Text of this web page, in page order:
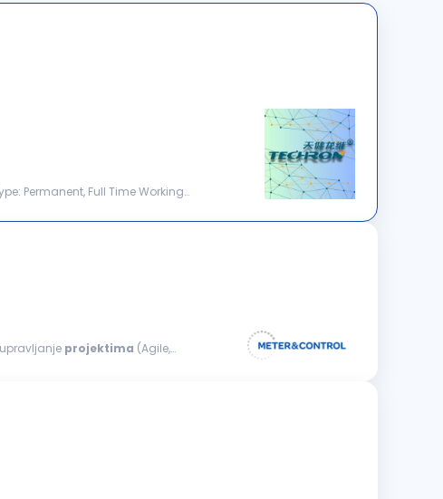
Permanent, Full Time Working
projektima (Agile,